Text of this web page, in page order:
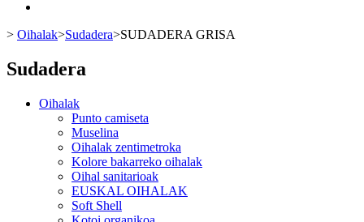
> Oihalak>Sudadera>SUDADERA GRISA
Sudadera
Oihalak
Punto camiseta
Muselina
Oihalak zentimetroka
Kolore bakarreko oihalak
Oihal sanitarioak
EUSKAL OIHALAK
Soft Shell